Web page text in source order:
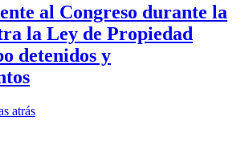
al Congreso durante la
la Ley de Propiedad
detenidos y
atrás